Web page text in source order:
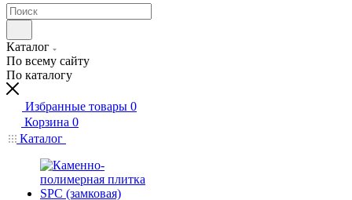
Каталог
По всему сайту
По каталогу
Избранные товары 0
Корзина 0
Каталог